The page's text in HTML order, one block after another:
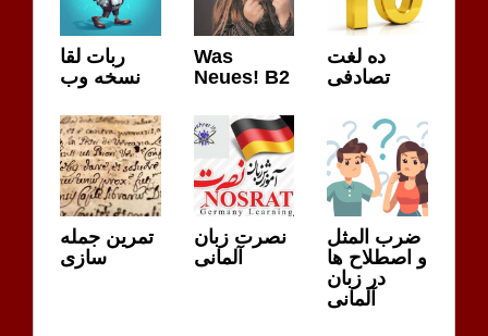
ربات لقا
نسخه وب
Was
Neues! B2
ده لغت
تصادفی
تمرین جمله
سازی
نصرت زبان
آلمانی
ضرب المثل
و اصطلاح ها
در زبان
آلمانی